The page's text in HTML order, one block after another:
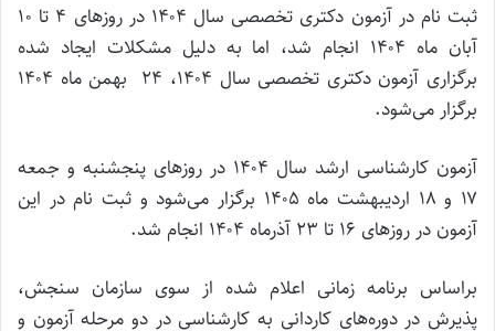
ثبت نام در آزمون دکتری تخصصی سال ۱۴۰۴ در روز‌های ۴ تا ۱۰
آبان ماه ۱۴۰۴ انجام شد، اما به دلیل مشکلات ایجاد شده
برگزاری آزمون دکتری تخصصی سال ۱۴۰۴، ۲۴ بهمن ماه ۱۴۰۴
برگزار می‌شود.
آزمون کارشناسی ارشد سال ۱۴۰۴ در روز‌های پنجشنبه و جمعه
۱۷ و ۱۸ اردیبهشت ماه ۱۴۰۵ برگزار می‌شود و ثبت نام در این
آزمون در روز‌های ۱۶ تا ۲۳ آذرماه ۱۴۰۴ انجام شد.
براساس برنامه زمانی اعلام شده از سوی سازمان سنجش،
پذیرش در دوره‌های کاردانی به کارشناسی در دو مرحله آزمون و